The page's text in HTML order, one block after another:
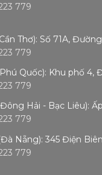
779
Thơ): Số 71A,
779
Quốc): Khu phố 4,
779
Hải - Bạc Liêu):
779
Nẵng): 345 Điện
779